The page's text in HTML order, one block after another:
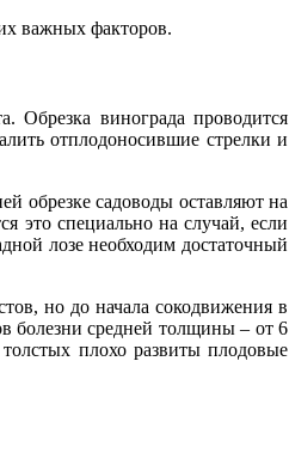
важных факторов.
Обрезка винограда проводится
отплодоносившие стрелки и
обрезке садоводы оставляют на
это специально на случай, если
лозе необходим достаточный
но до начала сокодвижения в
болезни средней толщины – от 6
плохо развиты плодовые